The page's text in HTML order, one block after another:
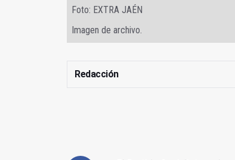
Foto: EXTRA JAÉN
Imagen de archivo.
Redacción